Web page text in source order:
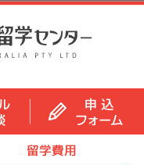
留学費用